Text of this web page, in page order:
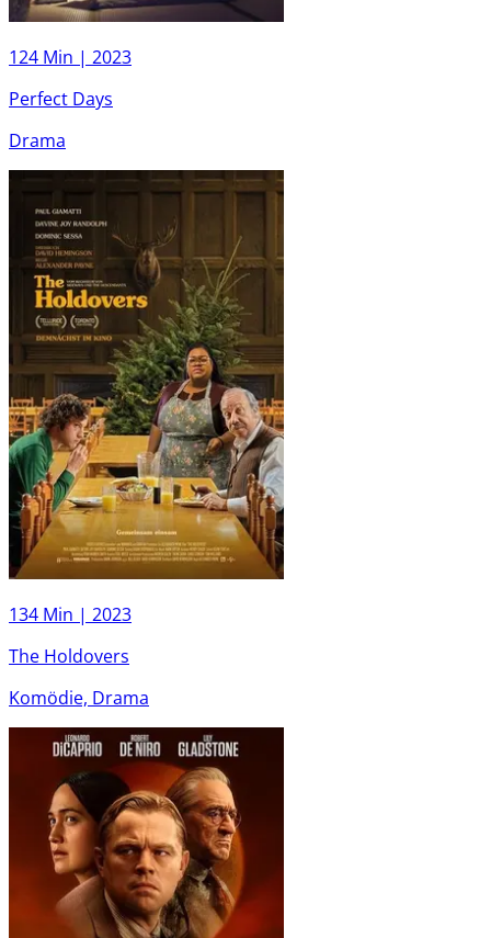
124 Min | 2023
Perfect Days
Drama
134 Min | 2023
The Holdovers
Komödie, Drama